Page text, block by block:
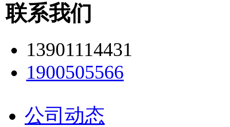
联系我们
13901114431
1900505566
公司动态